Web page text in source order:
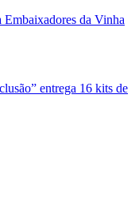
Embaixadores da Vinha
entrega 16 kits de